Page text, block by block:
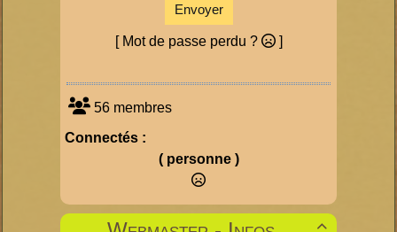
Envoyer
[ Mot de passe perdu ? ]
56 membres
Connectés :
( personne )
